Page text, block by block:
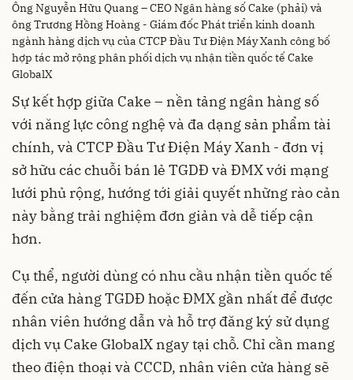
Ông Nguyễn Hữu Quang – CEO Ngân hàng số Cake (phải) và
ông Trương Hồng Hoàng - Giám đốc Phát triển kinh doanh
ngành hàng dịch vụ của CTCP Đầu Tư Điện Máy Xanh công bố
hợp tác mở rộng phân phối dịch vụ nhận tiền quốc tế Cake
GlobalX
Sự kết hợp giữa Cake – nền tảng ngân hàng số
với năng lực công nghệ và đa dạng sản phẩm tài
chính, và CTCP Đầu Tư Điện Máy Xanh - đơn vị
sở hữu các chuỗi bán lẻ TGDĐ và ĐMX với mạng
lưới phủ rộng, hướng tới giải quyết những rào cản
này bằng trải nghiệm đơn giản và dễ tiếp cận
hơn.
Cụ thể, người dùng có nhu cầu nhận tiền quốc tế
đến cửa hàng TGDĐ hoặc ĐMX gần nhất để được
nhân viên hướng dẫn và hỗ trợ đăng ký sử dụng
dịch vụ Cake GlobalX ngay tại chỗ. Chỉ cần mang
theo điện thoại và CCCD, nhân viên cửa hàng sẽ